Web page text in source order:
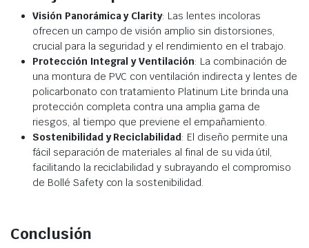
Visión Panorámica y Clarity: Las lentes incoloras
ofrecen un campo de visión amplio sin distorsiones,
crucial para la seguridad y el rendimiento en el trabajo.
Protección Integral y Ventilación: La combinación de
una montura de PVC con ventilación indirecta y lentes de
policarbonato con tratamiento Platinum Lite brinda una
protección completa contra una amplia gama de
riesgos, al tiempo que previene el empañamiento.
Sostenibilidad y Reciclabilidad: El diseño permite una
fácil separación de materiales al final de su vida útil,
facilitando la reciclabilidad y subrayando el compromiso
de Bollé Safety con la sostenibilidad.
Conclusión